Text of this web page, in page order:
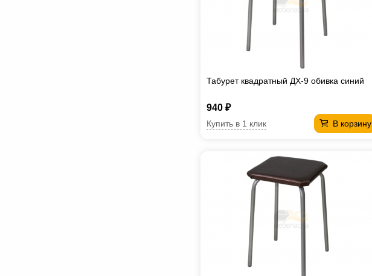
Табурет квадратный ДХ-9 обивка синий
940 ₽
В корзину
Купить в 1 клик